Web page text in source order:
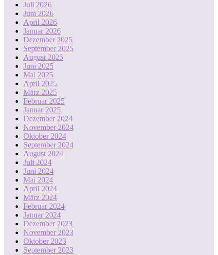
Juli 2026
Juni 2026
April 2026
Januar 2026
Dezember 2025
September 2025
August 2025
Juni 2025
Mai 2025
April 2025
März 2025
Februar 2025
Januar 2025
Dezember 2024
November 2024
Oktober 2024
September 2024
August 2024
Juli 2024
Juni 2024
Mai 2024
April 2024
März 2024
Februar 2024
Januar 2024
Dezember 2023
November 2023
Oktober 2023
September 2023